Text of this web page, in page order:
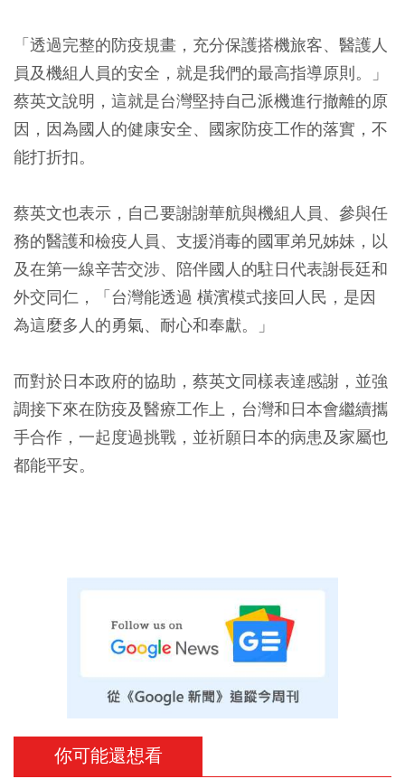
「透過完整的防疫規畫，充分保護搭機旅客、醫護人
員及機組人員的安全，就是我們的最高指導原則。」
蔡英文說明，這就是台灣堅持自己派機進行撤離的原
因，因為國人的健康安全、國家防疫工作的落實，不
能打折扣。
蔡英文也表示，自己要謝謝華航與機組人員、參與任
務的醫護和檢疫人員、支援消毒的國軍弟兄姊妹，以
及在第一線辛苦交涉、陪伴國人的駐日代表謝長廷和
外交同仁，「台灣能透過 橫濱模式接回人民，是因
為這麼多人的勇氣、耐心和奉獻。」
而對於日本政府的協助，蔡英文同樣表達感謝，並強
調接下來在防疫及醫療工作上，台灣和日本會繼續攜
手合作，一起度過挑戰，並祈願日本的病患及家屬也
都能平安。
你可能還想看